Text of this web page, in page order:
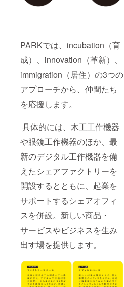
PARKでは、incubation（育
成）、innovation（革新）、
immigration（居住）の3つの
アプローチから、仲間たち
を応援します。
具体的には、木工工作機器
や眼鏡工作機器のほか、最
新のデジタル工作機器を備
えたシェアファクトリーを
開設するとともに、起業を
サポートするシェアオフィ
スを併設。新しい商品・
サービスやビジネスを生み
出す場を提供します。